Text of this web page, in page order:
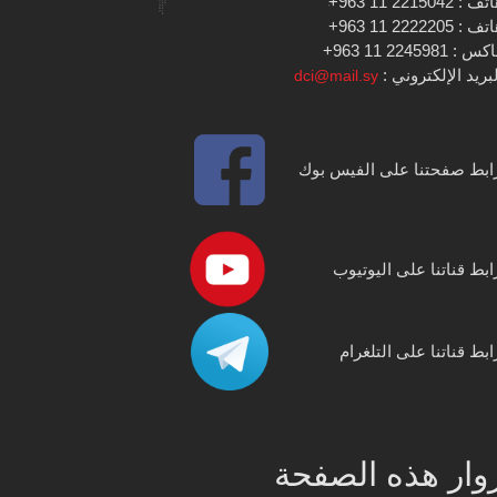
: 2222205 11 963+
: 2245981 11 963+
الإلكتروني : dci@mail.sy
صفحتنا على الفيس بوك
قناتنا على اليوتيوب
قناتنا على التلغرام
هذه الصفحة